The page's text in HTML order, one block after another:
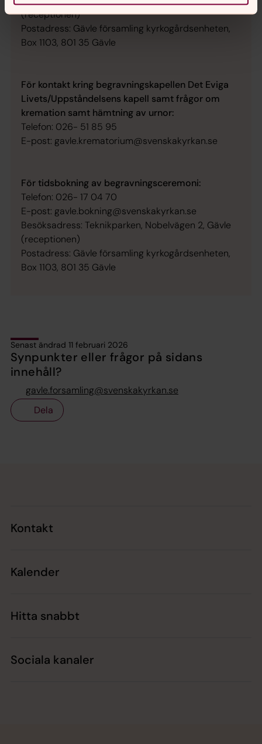
(receptionen)
Postadress: Gävle församling kyrkogårdsenheten,
Box 1103, 801 35 Gävle
För kontakt kring begravningskapellen Det Eviga
Livets/Uppståndelsens kapell samt frågor om
kremation samt hämtning av urnor:
Telefon: 026- 51 85 95
E-post: gavle.krematorium@svenskakyrkan.se
För tidsbokning av begravningsceremoni:
Telefon: 026- 17 04 70
E-post: gavle.bokning@svenskakyrkan.se
Besöksadress: Teknikparken, Nobelvägen 2, Gävle
(receptionen)
Postadress: Gävle församling kyrkogårdsenheten,
Box 1103, 801 35 Gävle
Senast ändrad 11 februari 2026
Synpunkter eller frågor på sidans
innehåll?
gavle.forsamling@svenskakyrkan.se
Dela
Kontakt
Kalender
Hitta snabbt
Sociala kanaler